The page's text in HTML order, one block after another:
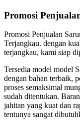
Promosi
Promosi Penjualan
Terjangkau. dengan
terjangkau, kami siap
Tersedia model model
dengan bahan terbaik,
proses semaksimal
sudah ditentukan.
jahitan yang kuat dan
tentunya sangat